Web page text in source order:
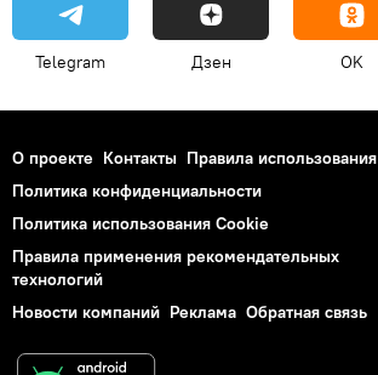
Telegram Дзен OK
О проекте Контакты Правила использования
Политика конфиденциальности
Политика использования Cookie
Правила применения рекомендательных
технологий
Новости компаний Реклама Обратная связь